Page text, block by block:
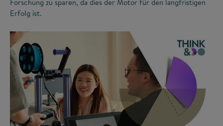
Forschung zu sparen, da dies der Motor für den langfristigen
Erfolg ist.